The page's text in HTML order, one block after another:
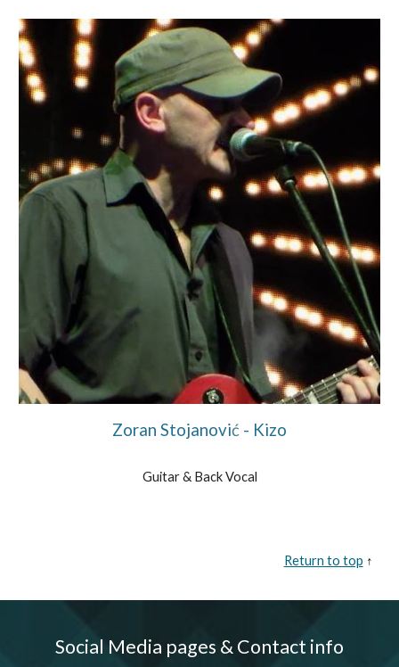
Zoran Stojanović - Kizo
Guitar & Back Vocal
Return to top ↑
Social Media pages & Contact info